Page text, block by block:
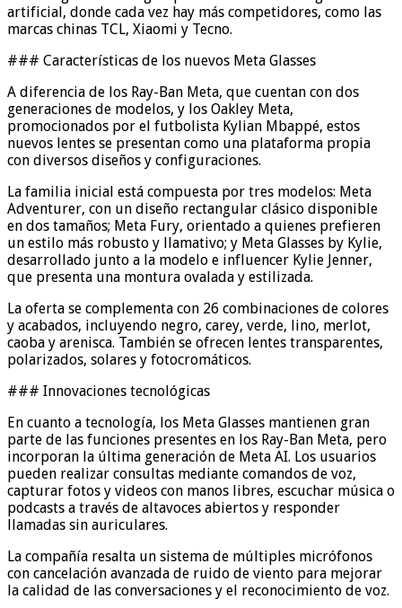
artificial, donde cada vez hay más competidores, como las
marcas chinas TCL, Xiaomi y Tecno.
### Características de los nuevos Meta Glasses
A diferencia de los Ray-Ban Meta, que cuentan con dos
generaciones de modelos, y los Oakley Meta,
promocionados por el futbolista Kylian Mbappé, estos
nuevos lentes se presentan como una plataforma propia
con diversos diseños y configuraciones.
La familia inicial está compuesta por tres modelos: Meta
Adventurer, con un diseño rectangular clásico disponible
en dos tamaños; Meta Fury, orientado a quienes prefieren
un estilo más robusto y llamativo; y Meta Glasses by Kylie,
desarrollado junto a la modelo e influencer Kylie Jenner,
que presenta una montura ovalada y estilizada.
La oferta se complementa con 26 combinaciones de colores
y acabados, incluyendo negro, carey, verde, lino, merlot,
caoba y arenisca. También se ofrecen lentes transparentes,
polarizados, solares y fotocromáticos.
### Innovaciones tecnológicas
En cuanto a tecnología, los Meta Glasses mantienen gran
parte de las funciones presentes en los Ray-Ban Meta, pero
incorporan la última generación de Meta AI. Los usuarios
pueden realizar consultas mediante comandos de voz,
capturar fotos y videos con manos libres, escuchar música o
podcasts a través de altavoces abiertos y responder
llamadas sin auriculares.
La compañía resalta un sistema de múltiples micrófonos
con cancelación avanzada de ruido de viento para mejorar
la calidad de las conversaciones y el reconocimiento de voz.